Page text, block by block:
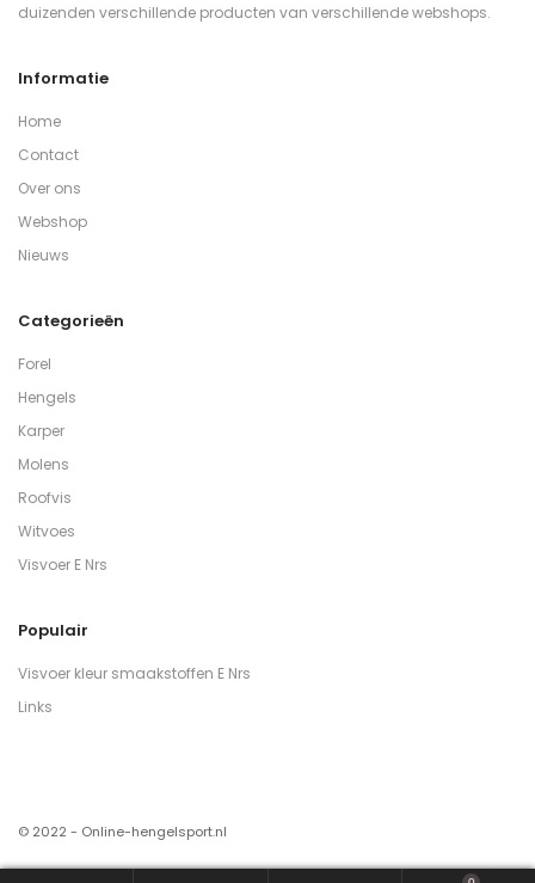
duizenden verschillende producten van verschillende webshops.
Informatie
Home
Contact
Over ons
Webshop
Nieuws
Categorieën
Forel
Hengels
Karper
Molens
Roofvis
Witvoes
Visvoer E Nrs
Populair
Visvoer kleur smaakstoffen E Nrs
Links
© 2022 - Online-hengelsport.nl